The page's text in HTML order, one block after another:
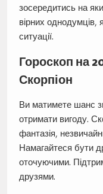
зосередитись на
вірних однодумців,
ситуації.
Гороскоп на
Скорпіон
Ви матимете шанс
отримати вигоду.
фантазія,
Намагайтеся бути
оточуючими.
друзями.